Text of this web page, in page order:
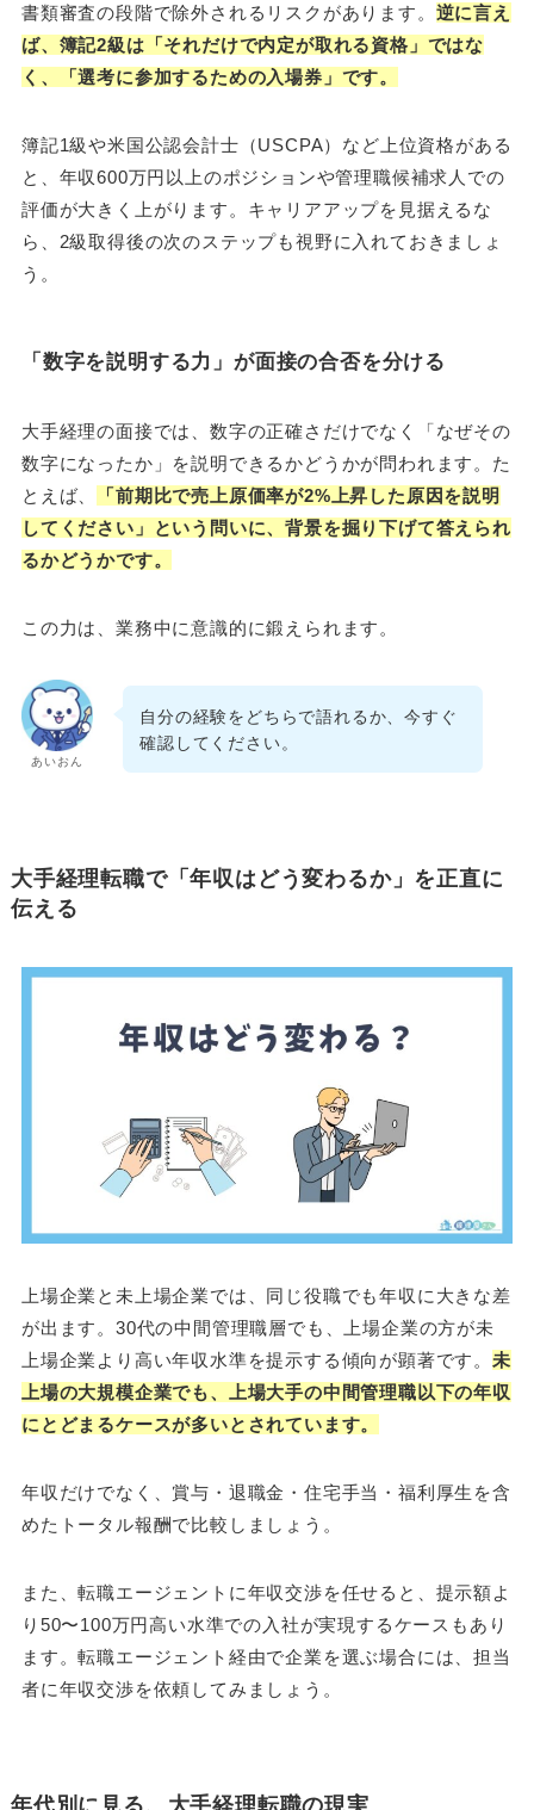
書類審査の段階で除外されるリスクがあります。 逆に言え
ば、簿記2級は「それだけで内定が取れる資格」ではな
く、「選考に参加するための入場券」です。
簿記1級や米国公認会計士（USCPA）など上位資格がある
と、年収600万円以上のポジションや管理職候補求人での
評価が大きく上がります。キャリアアップを見据えるな
ら、2級取得後の次のステップも視野に入れておきましょ
う。
「数字を説明する力」が面接の合否を分ける
大手経理の面接では、数字の正確さだけでなく「なぜその
数字になったか」を説明できるかどうかが問われます。た
とえば、
「前期比で売上原価率が2%上昇した原因を説明
してください」という問いに、背景を掘り下げて答えられ
るかどうかです。
この力は、業務中に意識的に鍛えられます。
あいおん
自分の経験をどちらで語れるか、今すぐ
確認してください。
大手経理転職で「年収はどう変わるか」を正直に
伝える
上場企業と未上場企業では、同じ役職でも年収に大きな差
が出ます。30代の中間管理職層でも、上場企業の方が未
上場企業より高い年収水準を提示する傾向が顕著です。未
上場の大規模企業でも、上場大手の中間管理職以下の年収
にとどまるケースが多いとされています。
年収だけでなく、賞与・退職金・住宅手当・福利厚生を含
めたトータル報酬で比較しましょう。
また、転職エージェントに年収交渉を任せると、提示額よ
り50〜100万円高い水準での入社が実現するケースもあり
ます。転職エージェント経由で企業を選ぶ場合には、担当
者に年収交渉を依頼してみましょう。
年代別に見る、大手経理転職の現実